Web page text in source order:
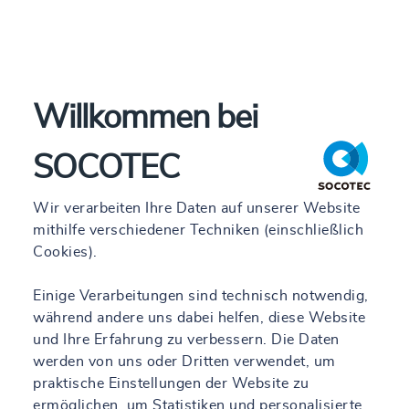
---
Gehaltswunsch p.a. (nur Zahl)
allg. Kompetenzen
Deutsch*
Willkommen bei
SOCOTEC
Wir verarbeiten Ihre Daten auf unserer Website
mithilfe verschiedener Techniken (einschließlich
Cookies).
Einige Verarbeitungen sind technisch notwendig,
während andere uns dabei helfen, diese Website
und Ihre Erfahrung zu verbessern. Die Daten
werden von uns oder Dritten verwendet, um
praktische Einstellungen der Website zu
ermöglichen, um Statistiken und personalisierte